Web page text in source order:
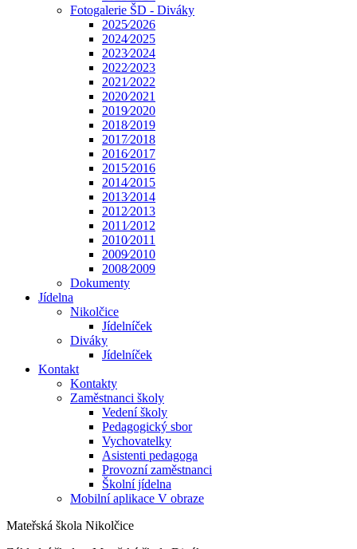
Fotogalerie ŠD - Diváky
2025⁄2026
2024⁄2025
2023⁄2024
2022⁄2023
2021⁄2022
2020⁄2021
2019⁄2020
2018⁄2019
2017⁄2018
2016⁄2017
2015⁄2016
2014⁄2015
2013⁄2014
2012⁄2013
2011⁄2012
2010⁄2011
2009⁄2010
2008⁄2009
Dokumenty
Jídelna
Nikolčice
Jídelníček
Diváky
Jídelníček
Kontakt
Kontakty
Zaměstnanci školy
Vedení školy
Pedagogický sbor
Vychovatelky
Asistenti pedagoga
Provozní zaměstnanci
Školní jídelna
Mobilní aplikace V obraze
Mateřská škola Nikolčice